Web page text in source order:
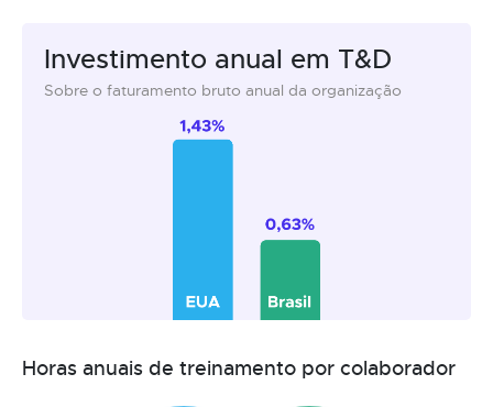
Investimento anual em T&D
Sobre o faturamento bruto anual da organização
Horas anuais de treinamento por colaborador